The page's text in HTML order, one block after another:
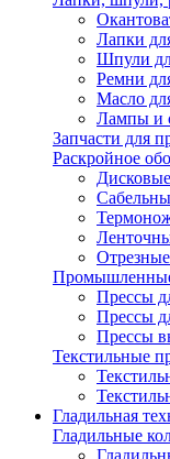
Лапки
Шпули
Ремни
Масло
Лампы и
Запчасти для
Раскройное
Прессы
Прессы
Прессы
Текстильные
Гладильная
Гладильные